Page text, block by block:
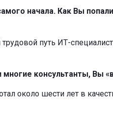
начала. Как Вы
путь ИТ-
многие консультанты, Вы
около шести лет в